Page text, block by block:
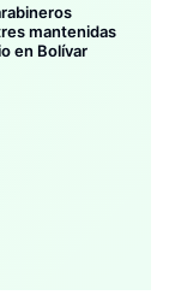
mantenidas
en Bolívar